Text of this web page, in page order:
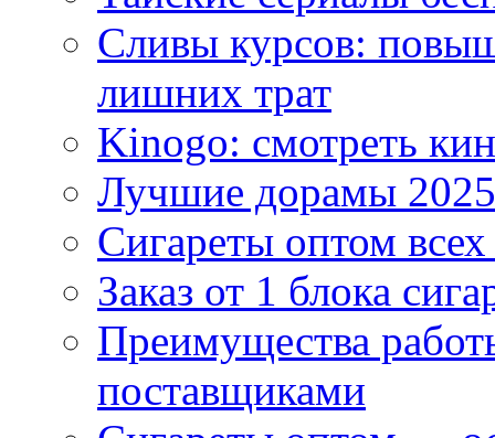
Сливы курсов:
лишних трат
Kinogo: смотреть
Лучшие дорамы
Сигареты оптом
Заказ от 1 блока
Преимущества
поставщиками